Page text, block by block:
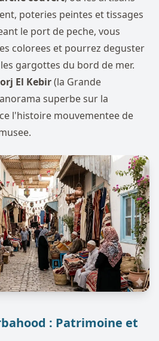
poteries peintes et tissages
le port de peche, vous
colorees et pourrez deguster
gargottes du bord de mer.
El Kebir(la Grande
superbe sur la
l'histoire mouvementee de
: Patrimoine et